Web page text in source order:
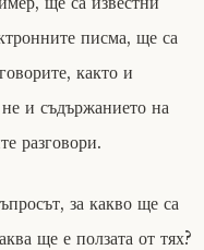
писма, ще са
както и
и съдържанието на
разговори.
за какво ще са
ще е ползата от тях?